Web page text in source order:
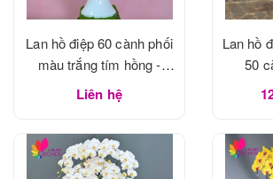
Lan hồ điệp 60 cành phối
màu trắng tím hồng -
LHD1183
Liên hệ
Lan hồ
50